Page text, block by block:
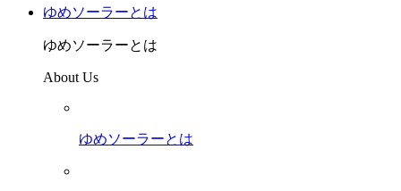
ゆめソーラーとは
ゆめソーラーとは
About Us
ゆめソーラーとは